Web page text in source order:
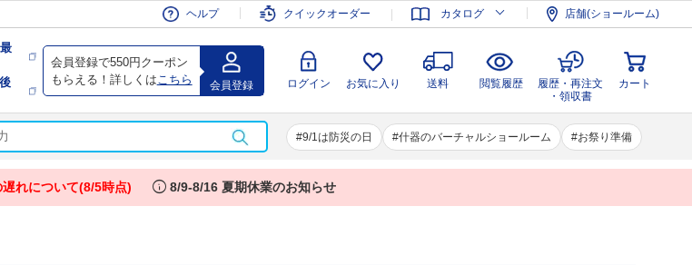
ヘルプ クイックオーダー カタログ 店舗(ショールーム)
最
後
会員登録で550円クーポン
もらえる！詳しくは こちら 会員登録 ログイン お気に入り 送料 閲覧履歴
履歴・再注文
・領収書
カート
9/1は防災の日 什器のバーチャルショールーム お祭り準備
会員登録 ログイン お気に入り 送料 閲覧履歴
履歴・再注文
・領収書
カート
れについて(8/5時点) info 8/9-8/16 夏期休業のお知らせ